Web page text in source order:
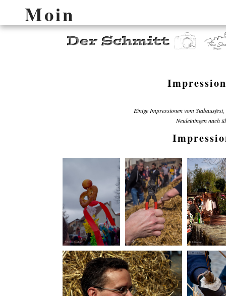
Moin
Einige Impressionen vom
Neuleiningen nach